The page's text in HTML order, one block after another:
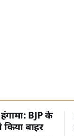
BJP के
किया बाहर